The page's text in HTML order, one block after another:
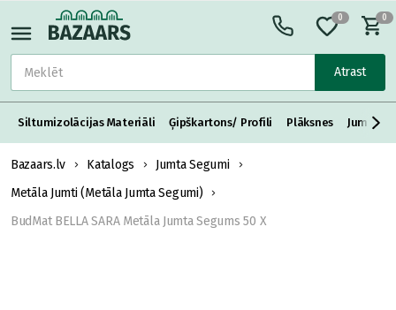
Atrast
0 0
Siltumizolācijas Materiāli Ģipškartons/ Profili Plāksnes Jumta
Bazaars.lv Katalogs
Jumta Segumi
Metāla Jumti (Metāla Jumta Segumi)
BudMat BELLA SARA Metāla Jumta Segums 50 X